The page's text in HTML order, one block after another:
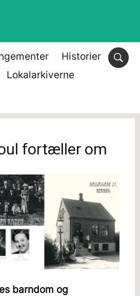
Historier
Lokalarkiverne
fortæller om
barndom og